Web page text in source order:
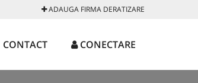
ADAUGA FIRMA DERATIZARE
CONTACT CONECTARE